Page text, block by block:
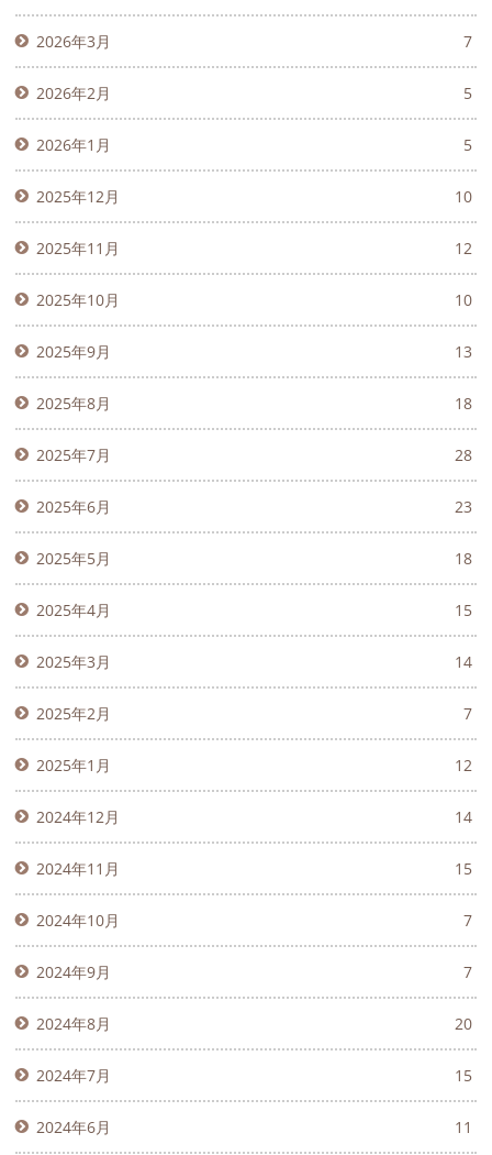
2026年3月 7
2026年2月 5
2026年1月 5
2025年12月 10
2025年11月 12
2025年10月 10
2025年9月 13
2025年8月 18
2025年7月 28
2025年6月 23
2025年5月 18
2025年4月 15
2025年3月 14
2025年2月 7
2025年1月 12
2024年12月 14
2024年11月 15
2024年10月 7
2024年9月 7
2024年8月 20
2024年7月 15
2024年6月 11